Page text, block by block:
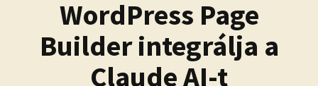
WordPress Page
Builder integrálja a
Claude AI-t